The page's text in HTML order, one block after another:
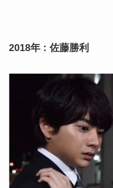
2018年 : 佐藤勝利